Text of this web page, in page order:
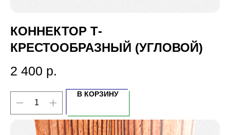
КОННЕКТОР Т-
КРЕСТООБРАЗНЫЙ (УГЛОВОЙ)
2 400 р.
В КОРЗИНУ